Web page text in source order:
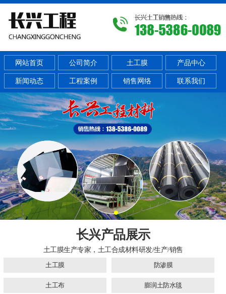
网站首页 公司简介 土工膜 产品中心
新闻动态 工程案例 销售网络 联系我们
长兴产品展示
土工膜生产专家，土工合成材料研发/生产/销售
土工膜
防渗膜
土工布 膨润土防水毯